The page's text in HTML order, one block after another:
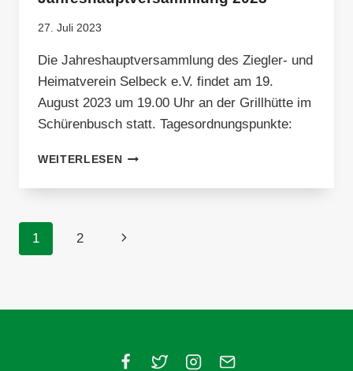
27. Juli 2023
Die Jahreshauptversammlung des Ziegler- und
Heimatverein Selbeck e.V. findet am 19.
August 2023 um 19.00 Uhr an der Grillhütte im
Schürenbusch statt. Tagesordnungspunkte:
WEITERLESENJAHRESHAUPTVERSAMMLUNG
Seitennavigation
1 2
Nächste